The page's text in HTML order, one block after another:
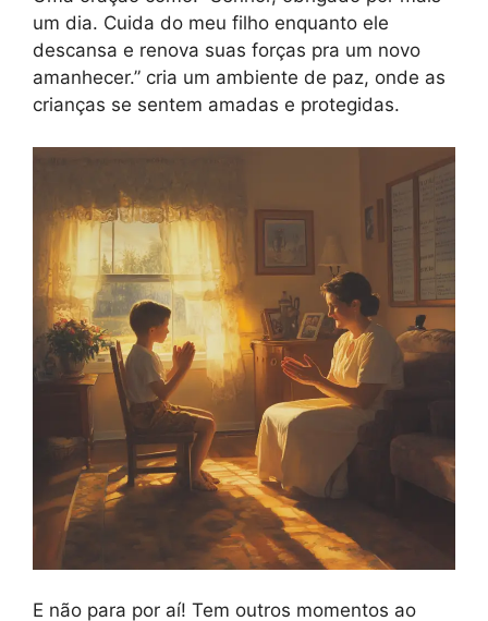
um dia. Cuida do meu filho enquanto ele
descansa e renova suas forças pra um novo
amanhecer.” cria um ambiente de paz, onde as
crianças se sentem amadas e protegidas.
E não para por aí! Tem outros momentos ao